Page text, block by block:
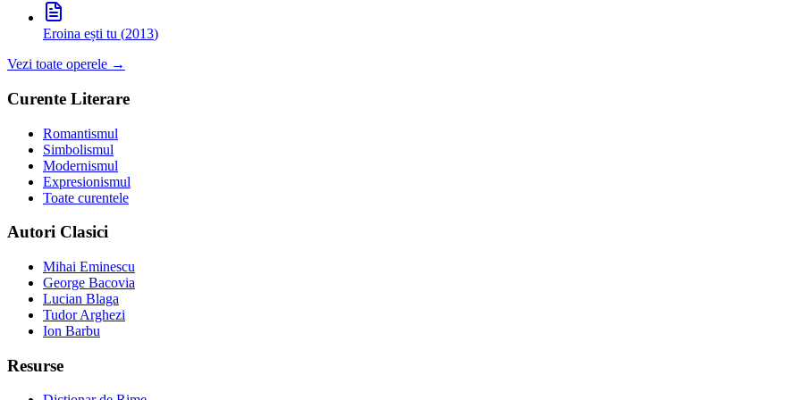
Eroina ești tu (2013)
Vezi toate operele →
Curente Literare
Romantismul
Simbolismul
Modernismul
Expresionismul
Toate curentele
Autori Clasici
Mihai Eminescu
George Bacovia
Lucian Blaga
Tudor Arghezi
Ion Barbu
Resurse